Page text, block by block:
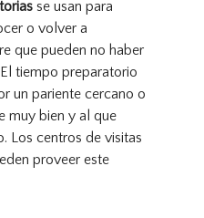
se usan para
o volver a
que pueden no haber
tiempo preparatorio
un pariente cercano o
muy bien y al que
Los centros de visitas
proveer este